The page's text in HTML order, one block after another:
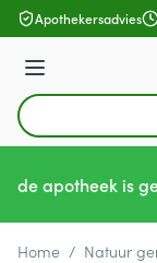
Ga naar de inhoud
Apothekersadvies
Menu
Product, merk,
de apotheek is
Home / Natuur